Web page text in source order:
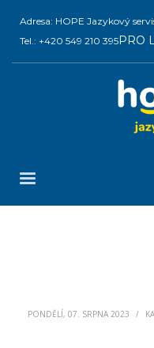
Adresa: HOPE Jazykový
Tel.: +420 549 210 395PRO
PONDĚLÍ, 07. SRPNA 2023 /